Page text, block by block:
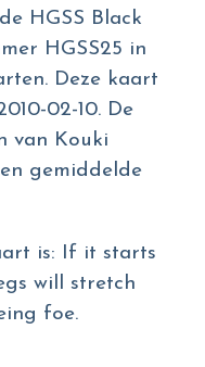
HGSS Black
HGSS25 in
Deze kaart
02-10. De
van Kouki
gemiddelde
is: If it starts
will stretch
foe.